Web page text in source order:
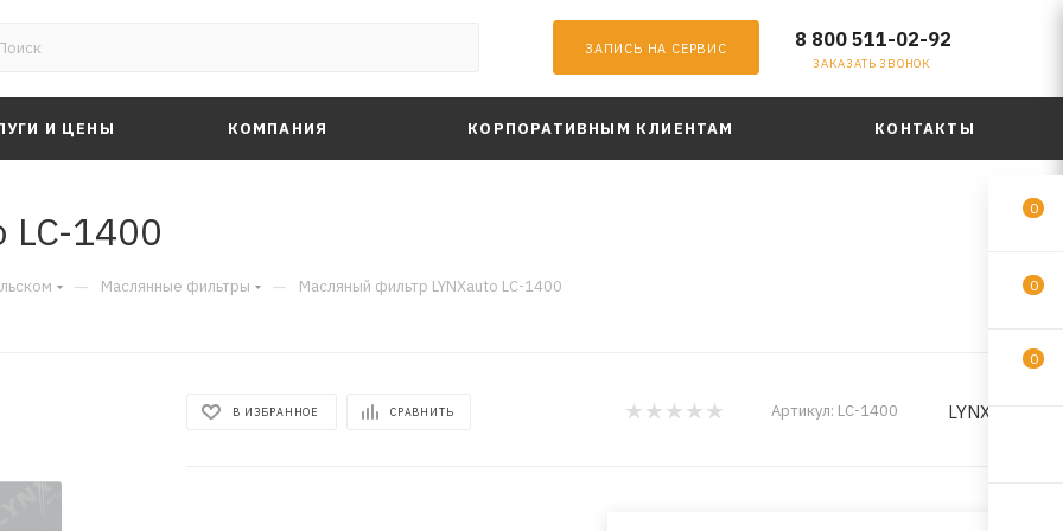
ЗАПИСЬ НА СЕРВИС 8 800 511-02-92
ЗАКАЗАТЬ ЗВОНОК
И ЦЕНЫ КОМПАНИЯ КОРПОРАТИВНЫМ КЛИЕНТАМ КОНТАКТЫ
LC-1400
— Маслянные фильтры — Масляный фильтр LYNXauto LC-1400
В ИЗБРАННОЕ СРАВНИТЬ Артикул: LC-1400 LYNXauto
0
0
0